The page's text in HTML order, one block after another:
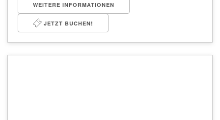
WEITERE INFORMATIONEN
JETZT BUCHEN!